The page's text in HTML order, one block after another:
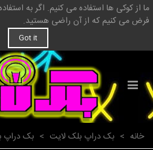
ما از کوکی ها استفاده می کنیم. اگر به
فرض می کنیم که از آن راضی هستید.
Got it
خانه > بک دراپ بلک لایت > بک دراپ